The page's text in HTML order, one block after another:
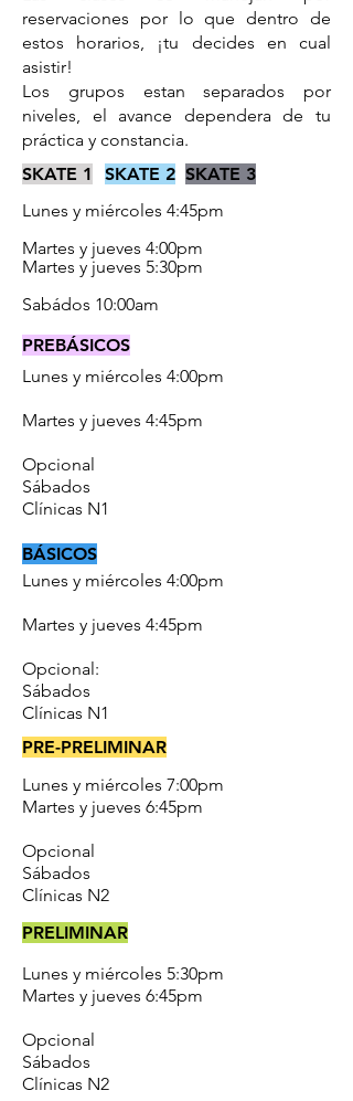
reservaciones por lo que dentro de
estos horarios, ¡tu decides en cual
asistir!
Los grupos estan separados por
niveles, el avance dependera de tu
práctica y constancia.
SKATE 1
Lunes y miércoles 4:45pm
Martes y jueves 4:00pm
Martes y jueves 5:30pm
Sabádos 10:00am
SKATE 2 SKATE 3
Lunes y miércoles 4:00pm
Martes y jueves 4:45pm
Opcional
Sábados
Clínicas N1
PREBÁSICOS
Lunes y miércoles 4:00pm
Martes y jueves 4:45pm
Opcional:
Sábados
Clínicas N1
BÁSICOS
PRE-PRELIMINAR
Lunes y miércoles 7:00pm
Martes y jueves 6:45pm
Opcional
Sábados
Clínicas N2
PRELIMINAR
Lunes y miércoles 5:30pm
Martes y jueves 6:45pm
Opcional
Sábados
Clínicas N2